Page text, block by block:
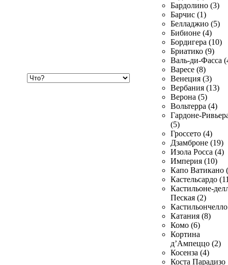
Бардолино (3)
Барчис (1)
Белладжио (5)
Бибионе (4)
Бордигера (10)
Бриатико (9)
Валь-ди-Фасса
Варесе (8)
Венеция (3)
Вербания (13)
Верона (5)
Вольтерра (4)
Гардоне-
(5)
Гроссето (4)
Дзамброне (19)
Изола Росса (4)
Империя (10)
Капо Ватикано
Кастельсардо
Кастильоне-
Пеская (2)
Катания (8)
Комо (6)
Кортина
д’Ампеццо (2)
Косенза (4)
Коста Парадизо